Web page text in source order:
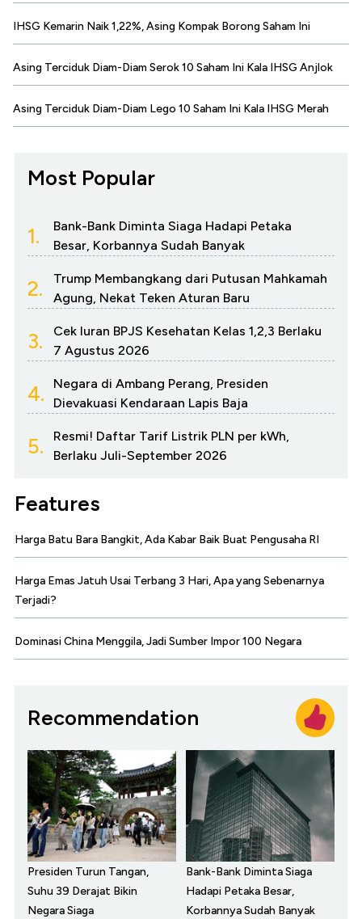
IHSG Kemarin Naik 1,22%, Asing Kompak Borong Saham Ini
Asing Terciduk Diam-Diam Serok 10 Saham Ini Kala IHSG Anjlok
Asing Terciduk Diam-Diam Lego 10 Saham Ini Kala IHSG Merah
Most Popular
1.
Bank-Bank Diminta Siaga Hadapi Petaka
Besar, Korbannya Sudah Banyak
2.
Trump Membangkang dari Putusan Mahkamah
Agung, Nekat Teken Aturan Baru
3.
Cek Iuran BPJS Kesehatan Kelas 1,2,3 Berlaku
7 Agustus 2026
4.
Negara di Ambang Perang, Presiden
Dievakuasi Kendaraan Lapis Baja
5.
Resmi! Daftar Tarif Listrik PLN per kWh,
Berlaku Juli-September 2026
Features
Harga Batu Bara Bangkit, Ada Kabar Baik Buat Pengusaha RI
Harga Emas Jatuh Usai Terbang 3 Hari, Apa yang Sebenarnya
Terjadi?
Dominasi China Menggila, Jadi Sumber Impor 100 Negara
Recommendation
Presiden Turun Tangan,
Suhu 39 Derajat Bikin
Negara Siaga
Bank-Bank Diminta Siaga
Hadapi Petaka Besar,
Korbannya Sudah Banyak